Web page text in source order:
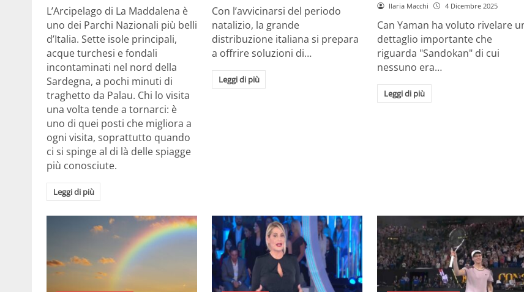
L’Arcipelago di La Maddalena è
uno dei Parchi Nazionali più belli
d’Italia. Sette isole principali,
acque turchesi e fondali
incontaminati nel nord della
Sardegna, a pochi minuti di
traghetto da Palau. Chi lo visita
una volta tende a tornarci: è
uno di quei posti che migliora a
ogni visita, soprattutto quando
ci si spinge al di là delle spiagge
più conosciute.
Leggi di più
Con l’avvicinarsi del periodo
natalizio, la grande
distribuzione italiana si prepara
a offrire soluzioni di…
Leggi di più
Ilaria Macchi 4 Dicembre 2025
Can Yaman ha voluto rivelare
dettaglio importante che
riguarda "Sandokan" di cui
nessuno era…
Leggi di più